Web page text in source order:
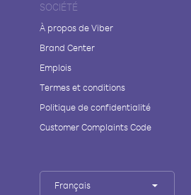
SOCIÉTÉ
À propos de Viber
Brand Center
Emplois
Termes et conditions
Politique de confidentialité
Customer Complaints Code
Français